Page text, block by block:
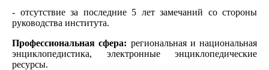
- отсутствие за последние 5 лет замечаний со стороны
руководства института.
Профессиональная сфера: региональная и национальная
энциклопедистика, электронные энциклопедические
ресурсы.